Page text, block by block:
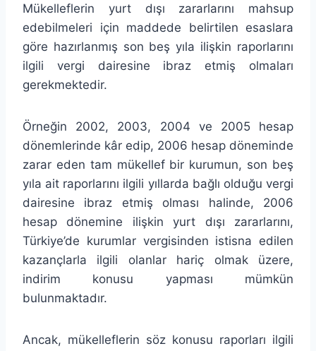
Mükelleflerin yurt dışı zararlarını mahsup
edebilmeleri için maddede belirtilen esaslara
göre hazırlanmış son beş yıla ilişkin raporlarını
ilgili vergi dairesine ibraz etmiş olmaları
gerekmektedir.
Örneğin 2002, 2003, 2004 ve 2005 hesap
dönemlerinde kâr edip, 2006 hesap döneminde
zarar eden tam mükellef bir kurumun, son beş
yıla ait raporlarını ilgili yıllarda bağlı olduğu vergi
dairesine ibraz etmiş olması halinde, 2006
hesap dönemine ilişkin yurt dışı zararlarını,
Türkiye’de kurumlar vergisinden istisna edilen
kazançlarla ilgili olanlar hariç olmak üzere,
indirim konusu yapması mümkün
bulunmaktadır.
Ancak, mükelleflerin söz konusu raporları ilgili